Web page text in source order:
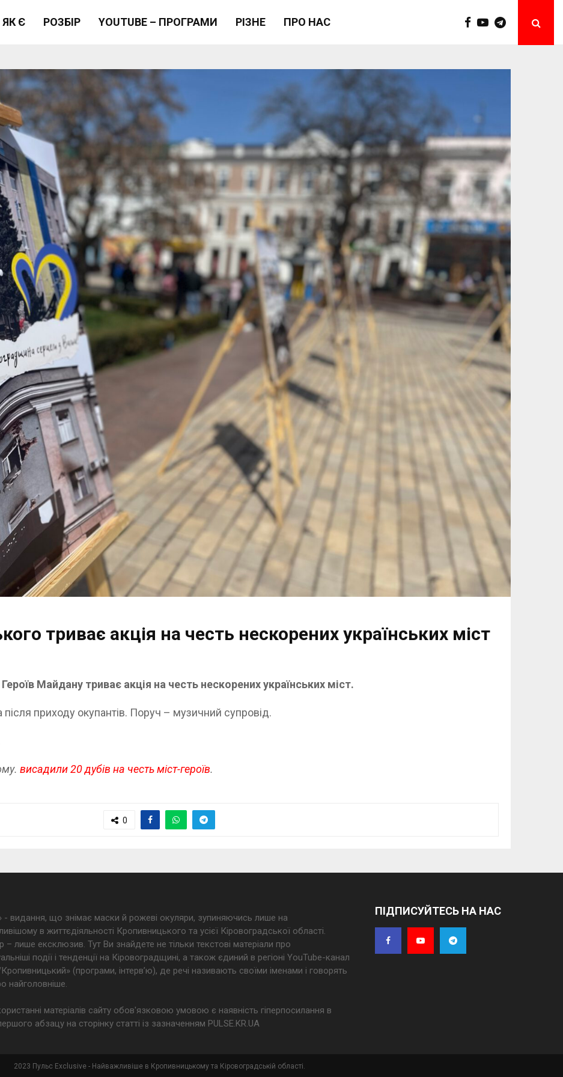
ЯК Є РОЗБІР YOUTUBE – ПРОГРАМИ РІЗНЕ ПРО НАС
триває акція на честь нескорених українських міст
Майдану триває акція на честь нескорених українських міст.
після приходу окупантів. Поруч – музичний супровід.
висадили 20 дубів на честь міст-героїв.
0
- видання, що знімає маски й рожеві окуляри, зупиняючись лише на
в життєдіяльності Кропивницького та усієї Кіровоградської області.
– лише ексклюзив. Тут Ви знайдете не тільки текстові матеріали про
події і тенденції на Кіровоградщині, а також єдиний в регіоні YouTube-канал
(програми, інтерв’ю), де речі називають своїми іменами і говорять
найголовніше.
матеріалів сайту обов'язковою умовою є наявність гіперпосилання в
абзацу на сторінку статті із зазначенням PULSE.KR.UA
ПІДПИСУЙТЕСЬ НА НАС
2023 Пульс Exclusive - Найважливіше в Кропивницькому та Кіровоградській області.